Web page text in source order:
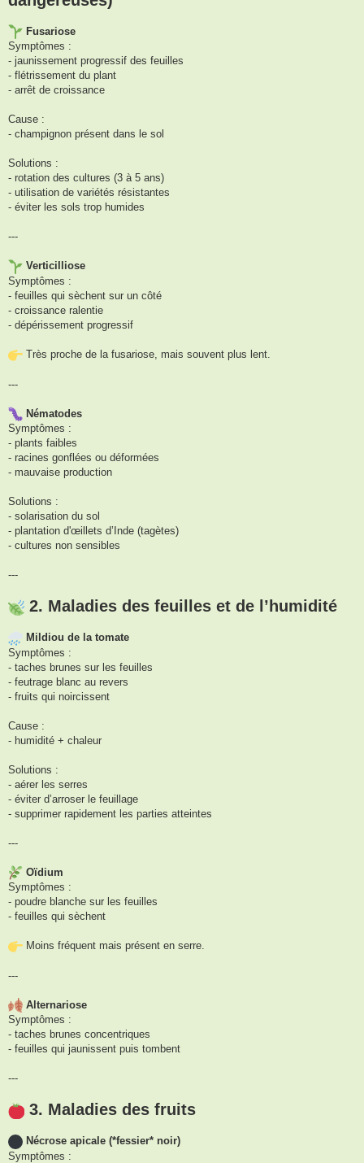
Fusariose
Symptômes :
- jaunissement progressif des feuilles
- flétrissement du plant
- arrêt de croissance
Cause :
- champignon présent dans le sol
Solutions :
- rotation des cultures (3 à 5 ans)
- utilisation de variétés résistantes
- éviter les sols trop humides
---
Verticilliose
Symptômes :
- feuilles qui sèchent sur un côté
- croissance ralentie
- dépérissement progressif
Très proche de la fusariose, mais souvent plus lent.
---
Nématodes
Symptômes :
- plants faibles
- racines gonflées ou déformées
- mauvaise production
Solutions :
- solarisation du sol
- plantation d'œillets d’Inde (tagètes)
- cultures non sensibles
---
2. Maladies des feuilles et de l’humidité
Mildiou de la tomate
Symptômes :
- taches brunes sur les feuilles
- feutrage blanc au revers
- fruits qui noircissent
Cause :
- humidité + chaleur
Solutions :
- aérer les serres
- éviter d’arroser le feuillage
- supprimer rapidement les parties atteintes
---
Oïdium
Symptômes :
- poudre blanche sur les feuilles
- feuilles qui sèchent
Moins fréquent mais présent en serre.
---
Alternariose
Symptômes :
- taches brunes concentriques
- feuilles qui jaunissent puis tombent
---
3. Maladies des fruits
Nécrose apicale (*fessier* noir)
Symptômes :